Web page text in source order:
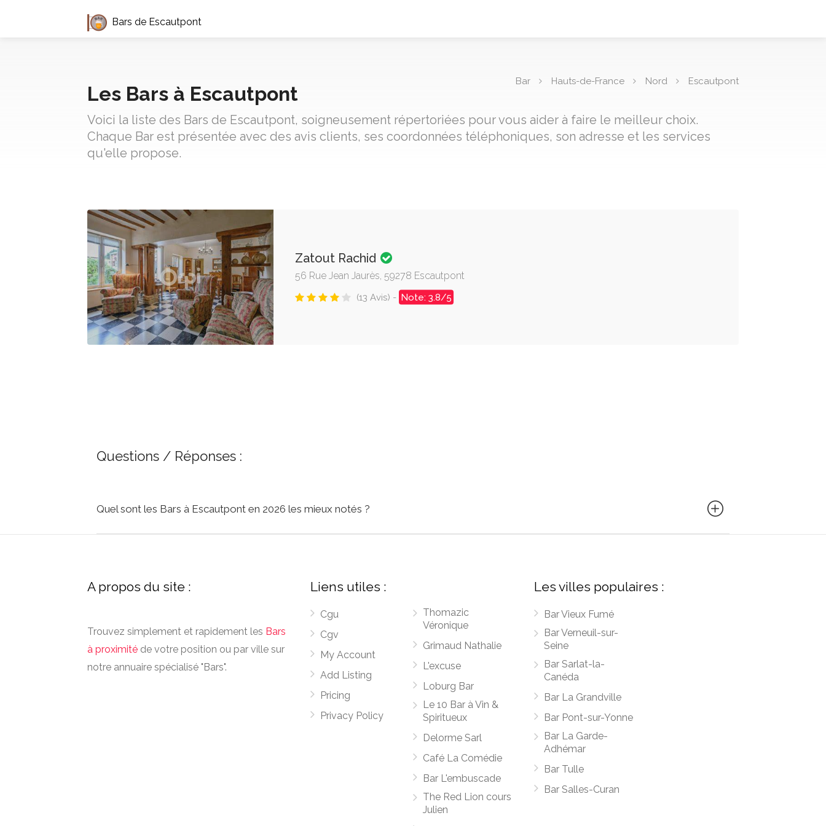
Bars de Escautpont
Bar Hauts-de-France Nord Escautpont
Les Bars à Escautpont
Voici la liste des Bars de Escautpont, soigneusement répertoriées pour vous aider à faire le meilleur choix.
Chaque Bar est présentée avec des avis clients, ses coordonnées téléphoniques, son adresse et les services
qu'elle propose.
Zatout Rachid
56 Rue Jean Jaurès, 59278 Escautpont
(13 Avis) - Note: 3.8/5
Questions / Réponses :
Quel sont les Bars à Escautpont en 2026 les mieux notés ?
A propos du site :
Trouvez simplement et rapidement les Bars
à proximité de votre position ou par ville sur
notre annuaire spécialisé "Bars".
Liens utiles :
Cgu
Cgv
My Account
Add Listing
Pricing
Privacy Policy
Thomazic
Véronique
Grimaud Nathalie
L'excuse
Loburg Bar
Le 10 Bar à Vin &
Spiritueux
Delorme Sarl
Café La Comédie
Bar L'embuscade
The Red Lion cours
Julien
Les villes populaires :
Bar Vieux Fumé
Bar Verneuil-sur-
Seine
Bar Sarlat-la-
Canéda
Bar La Grandville
Bar Pont-sur-Yonne
Bar La Garde-
Adhémar
Bar Tulle
Bar Salles-Curan